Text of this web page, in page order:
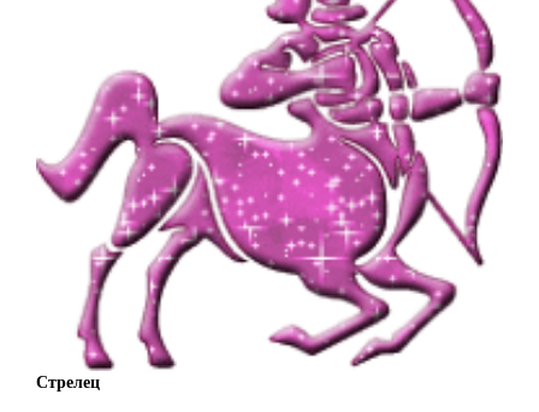
Стрелец